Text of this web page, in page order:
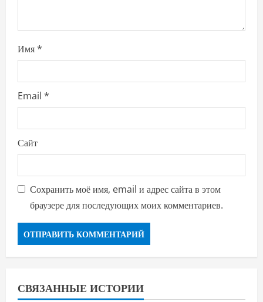
Имя*
Email *
Сайт
Сохранить моё имя, email и адрес сайта в этом
браузере для последующих моих комментариев.
СВЯЗАННЫЕ ИСТОРИИ